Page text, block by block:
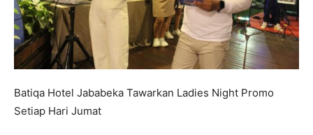
Batiqa Hotel Jababeka Tawarkan Ladies Night Promo
Setiap Hari Jumat